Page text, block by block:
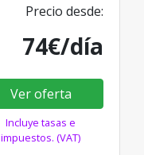
Precio desde:
74€/día
Ver oferta
Incluye tasas e
impuestos. (VAT)